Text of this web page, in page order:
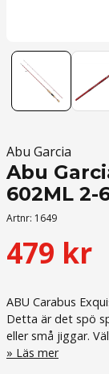
Abu Garcia
Abu
602ML 2-
Artnr: 1649
479 kr
ABU Carabus
Detta är det spö
eller små jiggar.
Läs mer